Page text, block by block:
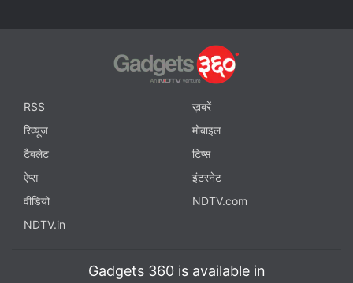
RSS
ख़बरें
रिव्यूज
मोबाइल
टैबलेट
टिप्स
ऐप्स
इंटरनेट
वीडियो
NDTV.com
NDTV.in
Gadgets 360 is available in